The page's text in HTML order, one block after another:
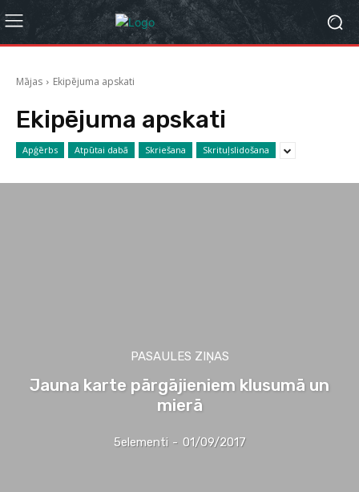
Mājas Ekipējuma apskati
Ekipējuma apskati
Apģērbs Atpūtai dabā Skriešana Skrituļslidošana
PASAULES ZIŅAS
Jauna karte pārgājieniem klusumā un
mierā
5elementi - 01/09/2017